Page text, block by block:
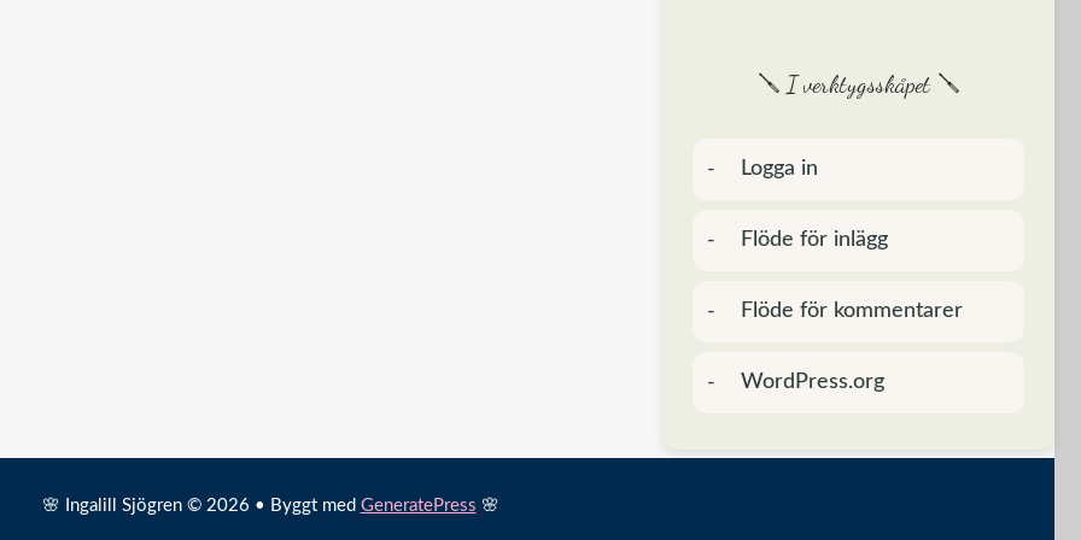
🪛 I verktygsskåpet 🪛
Logga in
Flöde för inlägg
Flöde för kommentarer
WordPress.org
🌸 Ingalill Sjögren © 2026 • Byggt med GeneratePress 🌸